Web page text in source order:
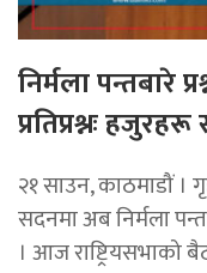
निर्मला पन्तबारे
प्रतिप्रश्नः
२१ साउन, काठमाडौं
सदनमा अब निर्मला
। आज राष्ट्रियसभाको